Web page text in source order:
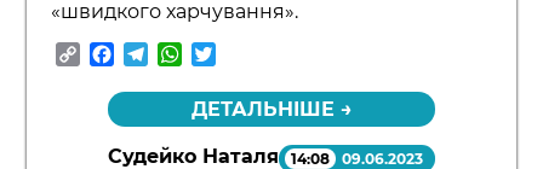
«швидкого харчування».
CopyFacebook
TelegramWhatsApp
ДЕТАЛЬНІШЕ →
Судейко Наталя 14:08 09.06.2023